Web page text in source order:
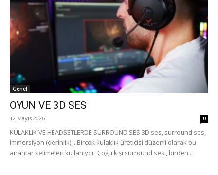
Genel
OYUN VE 3D SES
12 Mayıs 2026 0
KULAKLIK VE HEADSETLERDE SURROUND SES 3D ses, surround ses,
immersiyon (derinlik)... Birçok kulaklık üreticisi düzenli olarak bu
anahtar kelimeleri kullanıyor. Çoğu kişi surround sesi, birden...